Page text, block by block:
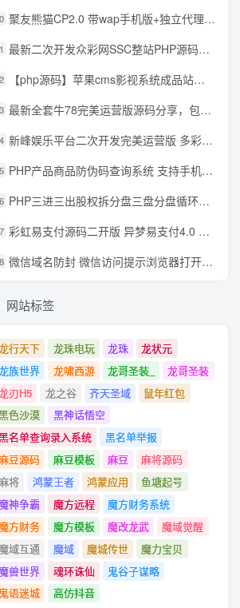
聚友熊猫CP2.0 带wap手机版+独立代理后台+整站打包全开源
最新二次开发众彩网SSC整站PHP源码+WAP手机版+KJ采集器+集成云端在线充值
【php源码】苹果cms影视系统成品站打包+电影先生6.1.1模板优化版+15W+数据
最新全套牛78完美运营版源码分享，包含了资源组件+脚本程序
新峰娱乐平台二次开发完美运营版 多彩种多玩法 代理分红+积分兑换
PHP产品商品防伪码查询系统 支持手机防假验证网站建设 防伪码自动生成 批量导入
PHP三进三出股权拆分盘三盘分盘循环拆分系统源码
彩虹易支付源码二开版 异梦易支付4.0 可对接官方/易支付/码支付 去除后门 美化用户中心
微信域名防封 微信访问提示浏览器打开 非微信访问直接打开预防域名被封域名被封包换服务
网站标签
行天下 龙珠电玩 龙珠
龙状元
族世界
龙啸西游 龙哥圣装_
龙哥圣装
刃H5
龙之谷 齐天圣域
鼠年红包
色沙漠
黑神话悟空
名单查询录入系统
黑名单举报
豆源码
麻豆模板 麻豆
麻将源码
将
鸿蒙王者 鸿蒙应用
鱼塘起号
魔神争霸
魔方远程
魔方财务系统
魔方财务
魔方模板 魔改龙武
魔域觉醒
魔域互通
魔域 魔城传世
魔力宝贝
魔兽世界
魂环诛仙
鬼谷子谋略
鬼语迷城
高仿抖音